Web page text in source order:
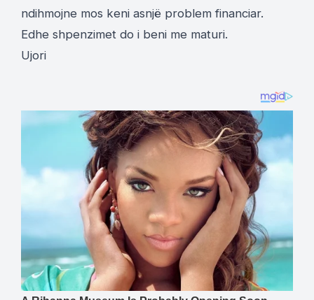
ndihmojne mos keni asnjë problem financiar.
Edhe shpenzimet do i beni me maturi.
Ujori